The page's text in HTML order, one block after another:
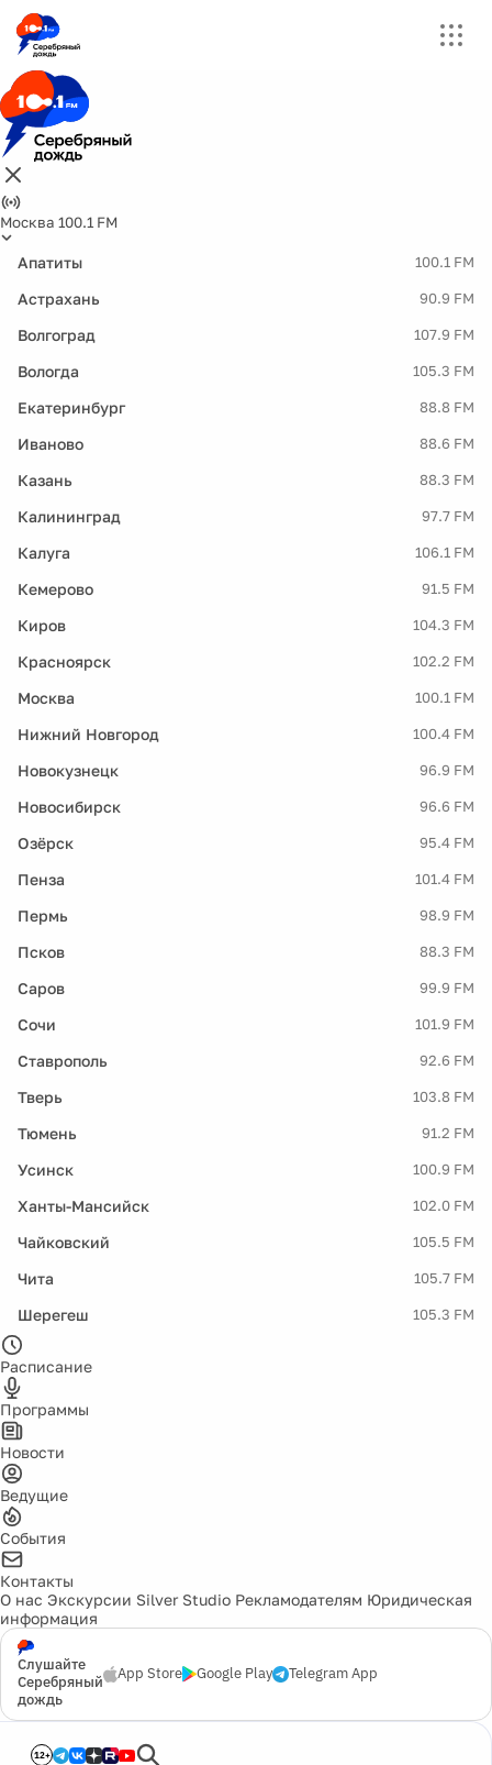
Москва 100.1 FM
Апатиты 100.1 FM
Астрахань 90.9 FM
Волгоград 107.9 FM
Вологда 105.3 FM
Екатеринбург 88.8 FM
Иваново 88.6 FM
Казань 88.3 FM
Калининград 97.7 FM
Калуга 106.1 FM
Кемерово 91.5 FM
Киров 104.3 FM
Красноярск 102.2 FM
Москва 100.1 FM
Нижний Новгород 100.4 FM
Новокузнецк 96.9 FM
Новосибирск 96.6 FM
Озёрск 95.4 FM
Пенза 101.4 FM
Пермь 98.9 FM
Псков 88.3 FM
Саров 99.9 FM
Сочи 101.9 FM
Ставрополь 92.6 FM
Тверь 103.8 FM
Тюмень 91.2 FM
Усинск 100.9 FM
Ханты-Мансийск 102.0 FM
Чайковский 105.5 FM
Чита 105.7 FM
Шерегеш 105.3 FM
Расписание
Программы
Новости
Ведущие
События
Контакты
О нас Экскурсии Silver Studio Рекламодателям Юридическая
информация
Слушайте
Серебряный
дождь
App Store Google Play Telegram App
12+